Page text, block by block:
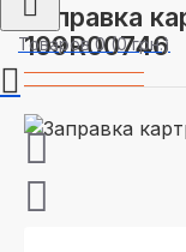
Товаров 0 (0 грн.)
Заправка
109R00746